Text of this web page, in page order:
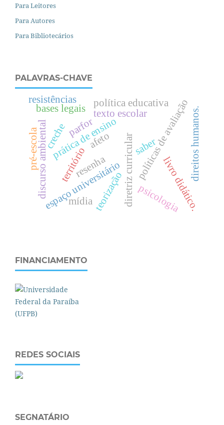
Para Leitores
Para Autores
Para Bibliotecários
PALAVRAS-CHAVE
resenha
território diretriz curricular
prática de ensino
texto escolarpolíticas de avaliação
espaço universitário
saber
política educativa
discurso ambiental
mídia livro didático.
d
i
r
e
i
t
o
s
h
u
m
a
n
o
s
.
parfor
pré-escolacreche
bases legais
psicologia
teorização
afeto
resistências
FINANCIAMENTO
REDES SOCIAIS
SEGNATÁRIO